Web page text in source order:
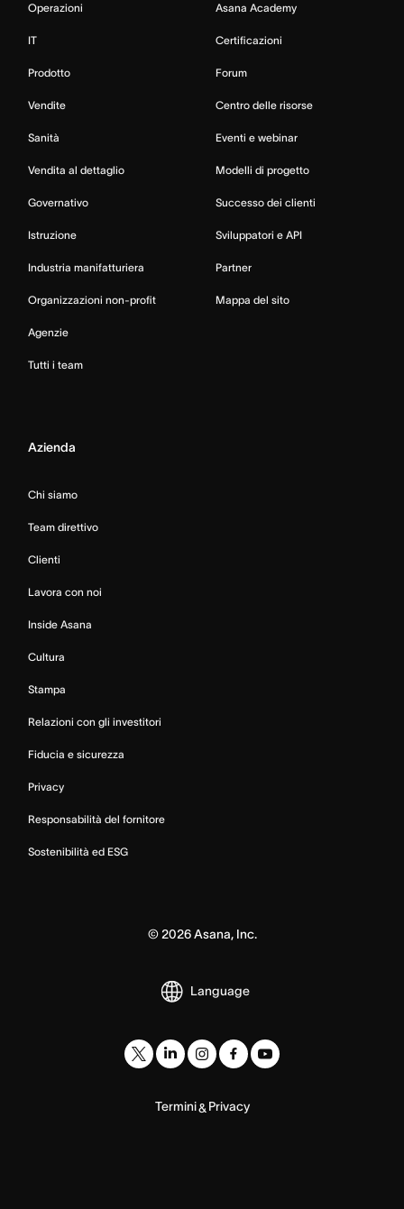
Operazioni
IT
Prodotto
Vendite
Sanità
Vendita al dettaglio
Governativo
Istruzione
Industria manifatturiera
Organizzazioni non-profit
Agenzie
Tutti i team
Asana Academy
Certificazioni
Forum
Centro delle risorse
Eventi e webinar
Modelli di progetto
Successo dei clienti
Sviluppatori e API
Partner
Mappa del sito
Azienda
Chi siamo
Team direttivo
Clienti
Lavora con noi
Inside Asana
Cultura
Stampa
Relazioni con gli investitori
Fiducia e sicurezza
Privacy
Responsabilità del fornitore
Sostenibilità ed ESG
© 2026Asana, Inc.
Language
Termini& Privacy